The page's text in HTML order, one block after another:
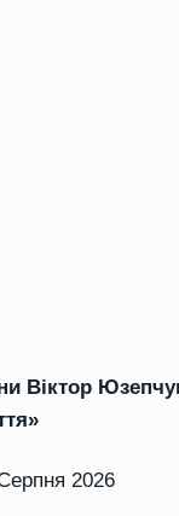
Віктор
2026